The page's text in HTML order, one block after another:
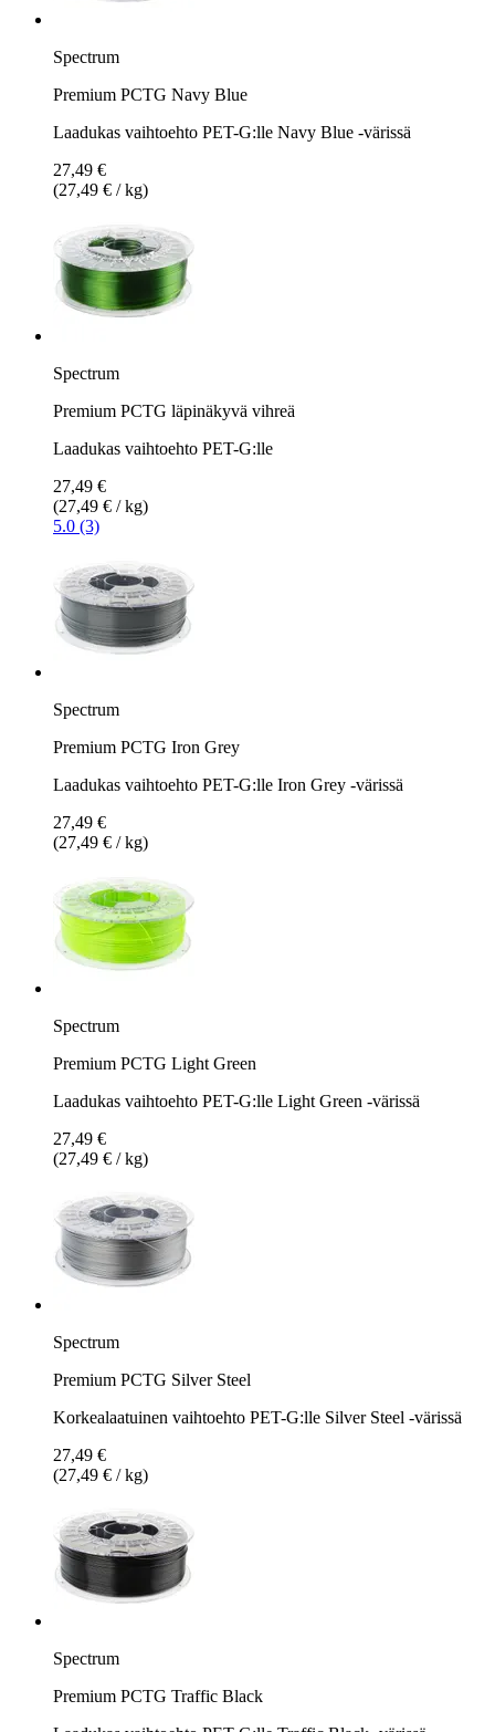
Spectrum
Premium PCTG Navy Blue
Laadukas vaihtoehto PET-G:lle Navy Blue -värissä
27,49 €
(27,49 € / kg)
Spectrum
Premium PCTG läpinäkyvä vihreä
Laadukas vaihtoehto PET-G:lle
27,49 €
(27,49 € / kg)
5.0 (3)
Spectrum
Premium PCTG Iron Grey
Laadukas vaihtoehto PET-G:lle Iron Grey -värissä
27,49 €
(27,49 € / kg)
Spectrum
Premium PCTG Light Green
Laadukas vaihtoehto PET-G:lle Light Green -värissä
27,49 €
(27,49 € / kg)
Spectrum
Premium PCTG Silver Steel
Korkealaatuinen vaihtoehto PET-G:lle Silver Steel -värissä
27,49 €
(27,49 € / kg)
Spectrum
Premium PCTG Traffic Black